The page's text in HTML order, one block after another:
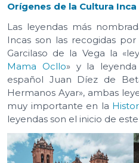
Orígenes de la Cultura Inca
Las leyendas más
Incas son las recogidas
Garcilaso de la Vega la
Mama Ocllo» y la
español Juan Díez de
Hermanos Ayar», ambas
muy importante en la
leyendas son el inicio de